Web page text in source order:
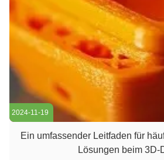
2024-11-19
Ein umfassender Leitfaden für
Lösungen beim 3D-